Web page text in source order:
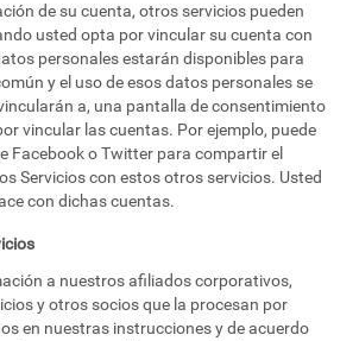
de su cuenta, otros servicios pueden
usted opta por vincular su cuenta con
personales estarán disponibles para
y el uso de esos datos personales se
a, una pantalla de consentimiento
vincular las cuentas. Por ejemplo, puede
Facebook o Twitter para compartir el
Servicios con estos otros servicios. Usted
con dichas cuentas.
a nuestros afiliados corporativos,
y otros socios que la procesan por
en nuestras instrucciones y de acuerdo